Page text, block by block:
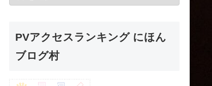
PVアクセスランキング にほん
ブログ村